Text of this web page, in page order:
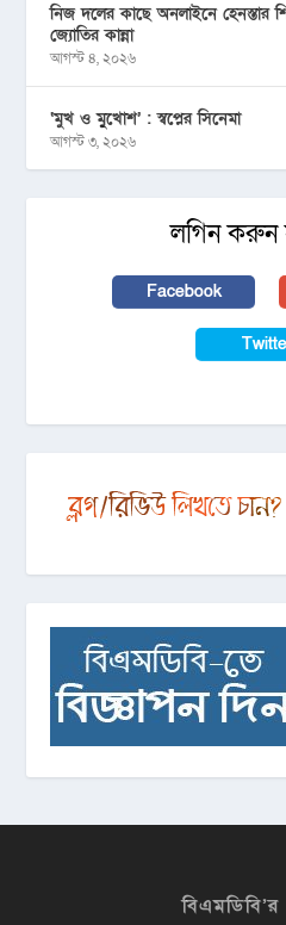
নিজ দলের কাছে অনলাইনে হেনস্তার
জ্যোতির কান্না
আগস্ট ৪, ২০২৬
‘মুখ ও মু্খোশ’ : স্বপ্নের সিনেমা
আগস্ট ৩, ২০২৬
লগিন করুন
Facebook
বিএমডিবি’র